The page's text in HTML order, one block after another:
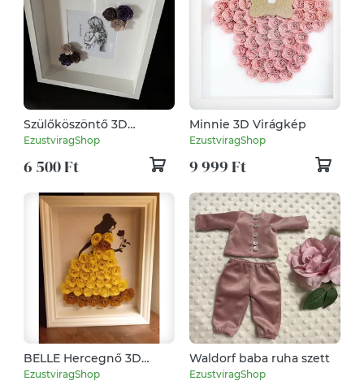
Szülőköszöntő 3D
virágkép
EzustviragShop
6 500 Ft
Minnie 3D Virágkép
EzustviragShop
9 999 Ft
BELLE Hercegnő 3D
Virágkép
EzustviragShop
Waldorf baba ruha szett
EzustviragShop